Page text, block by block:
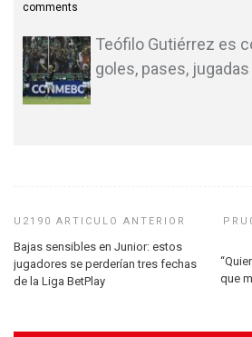
comments
Teófilo Gutiérrez es
goles, pases, jugadas
Bajas sensibles en Junior: estos
jugadores se perderían tres fechas
de la Liga BetPlay
que